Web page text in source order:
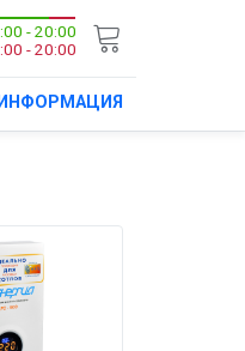
- 20:00
- 20:00